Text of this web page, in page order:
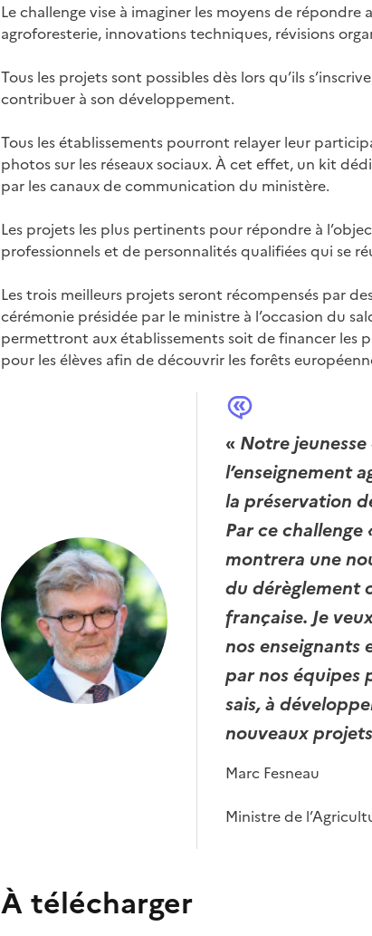
Le challenge vise à imaginer les moyens de
agroforesterie, innovations techniques, révisions
Tous les projets sont possibles dès lors qu’ils
contribuer à son développement.
Tous les établissements pourront relayer leur
photos sur les réseaux sociaux. À cet effet, un kit
par les canaux de communication du ministère.
Les projets les plus pertinents pour répondre à
professionnels et de personnalités qualifiées qui se
Les trois meilleurs projets seront récompensés par
cérémonie présidée par le ministre à l’occasion du
permettront aux établissements soit de financer les
pour les élèves afin de découvrir les forêts
« Notre
l’enseignement
la préservation
Par ce challenge
montrera une
du dérèglement
française. Je
nos enseignants
par nos équipes
sais, à
nouveaux
Marc Fesneau
Ministre de
À télécharger